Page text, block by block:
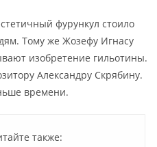
фурункул стоило
Тому же Жозефу Игнасу
изобретение гильотины.
Александру Скрябину.
времени.
также: